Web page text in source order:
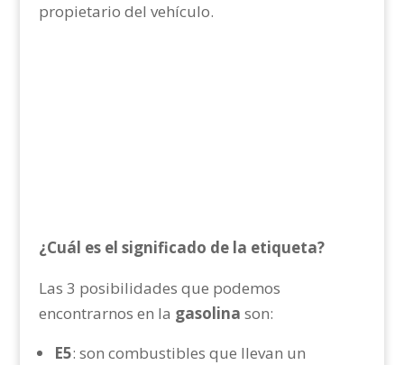
propietario del vehículo.
¿Cuál es el significado de la etiqueta?
Las 3 posibilidades que podemos
encontrarnos en la gasolina son:
E5: son combustibles que llevan un